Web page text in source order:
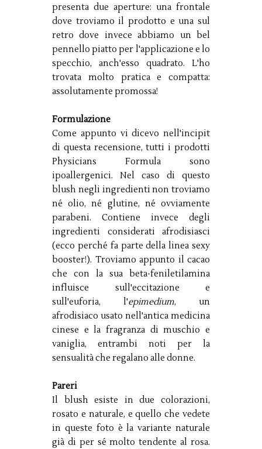
presenta due aperture: una frontale
dove troviamo il prodotto e una sul
retro dove invece abbiamo un bel
pennello piatto per l'applicazione e lo
specchio, anch'esso quadrato. L'ho
trovata molto pratica e compatta:
assolutamente promossa!
Formulazione
Come appunto vi dicevo nell'incipit
di questa recensione, tutti i prodotti
Physicians Formula sono
ipoallergenici. Nel caso di questo
blush negli ingredienti non troviamo
né olio, né glutine, né ovviamente
parabeni. Contiene invece degli
ingredienti considerati afrodisiasci
(ecco perché fa parte della linea sexy
booster!). Troviamo appunto il cacao
che con la sua beta-feniletilamina
influisce sull'eccitazione e
sull'euforia, l'epimedium, un
afrodisiaco usato nell'antica medicina
cinese e la fragranza di muschio e
vaniglia, entrambi noti per la
sensualità che regalano alle donne.
Pareri
Il blush esiste in due colorazioni,
rosato e naturale, e quello che vedete
in queste foto è la variante naturale
già di per sé molto tendente al rosa.